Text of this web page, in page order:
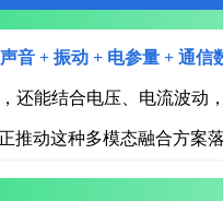
音 + 振动 + 电参量 + 通信
能结合电压、电流波动
推动这种多模态融合方案落